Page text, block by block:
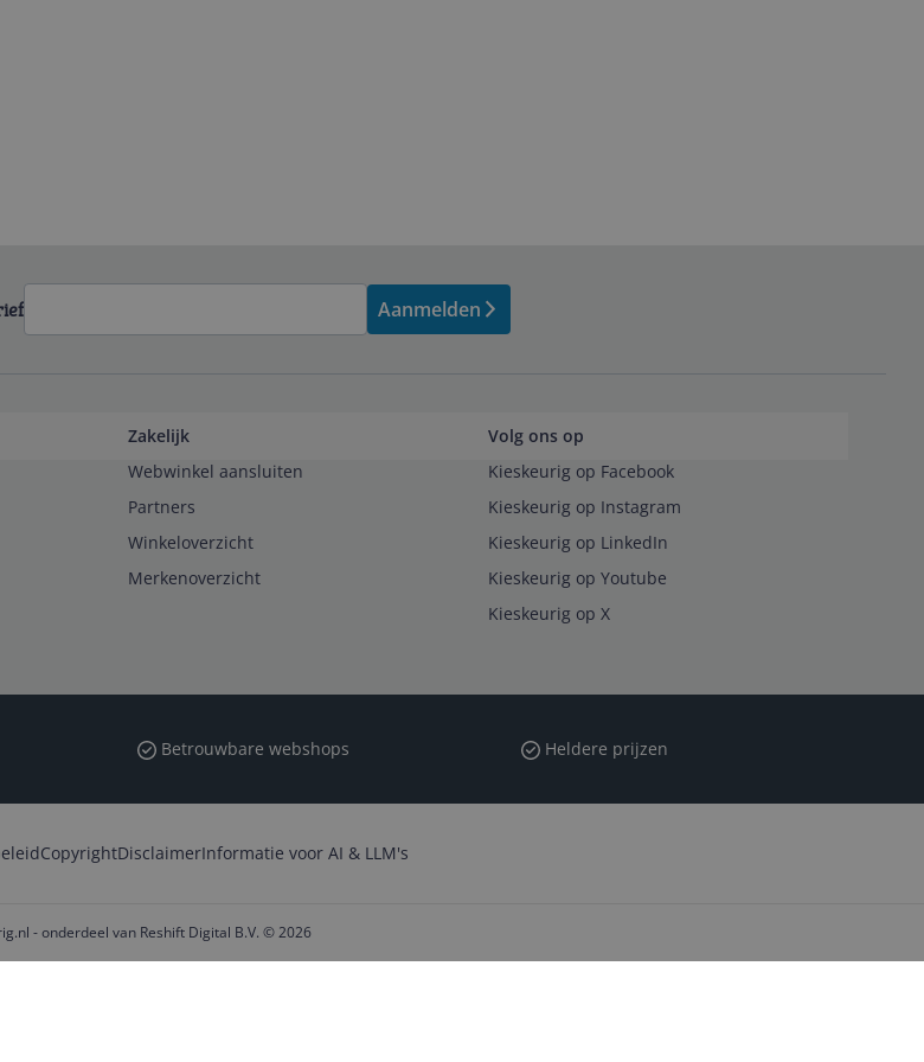
Aanmelden
Zakelijk
Webwinkel aansluiten
Partners
Winkeloverzicht
Merkenoverzicht
Volg ons op
Kieskeurig op Facebook
Kieskeurig op Instagram
Kieskeurig op LinkedIn
Kieskeurig op Youtube
Kieskeurig op X
Betrouwbare webshops Heldere prijzen
CopyrightDisclaimerInformatie voor AI & LLM's
- onderdeel van Reshift Digital B.V. © 2026